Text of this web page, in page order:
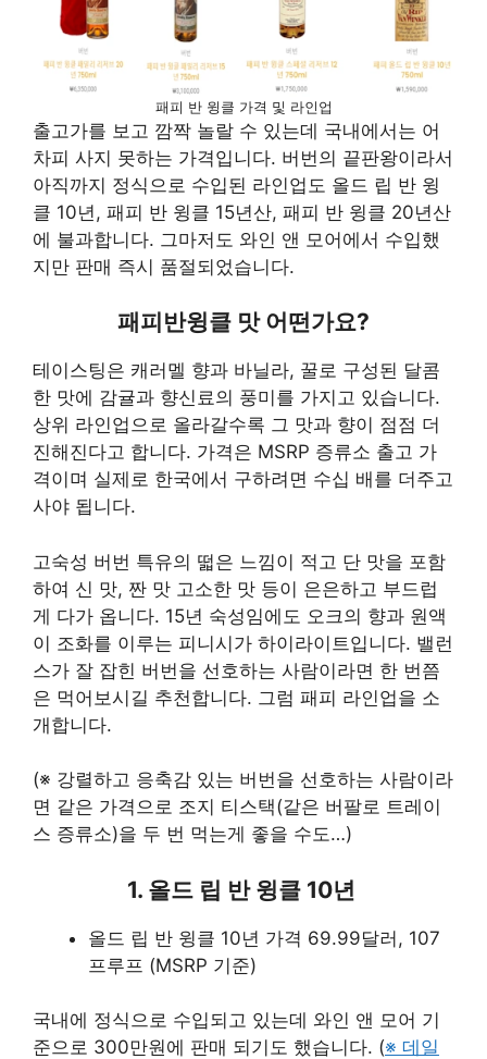
패피 반 윙클 가격 및 라인업
출고가를 보고 깜짝 놀랄 수 있는데 국내에서는 어
차피 사지 못하는 가격입니다. 버번의 끝판왕이라서
아직까지 정식으로 수입된 라인업도 올드 립 반 윙
클 10년, 패피 반 윙클 15년산, 패피 반 윙클 20년산
에 불과합니다. 그마저도 와인 앤 모어에서 수입했
지만 판매 즉시 품절되었습니다.
패피반윙클 맛 어떤가요?
테이스팅은 캐러멜 향과 바닐라, 꿀로 구성된 달콤
한 맛에 감귤과 향신료의 풍미를 가지고 있습니다.
상위 라인업으로 올라갈수록 그 맛과 향이 점점 더
진해진다고 합니다. 가격은 MSRP 증류소 출고 가
격이며 실제로 한국에서 구하려면 수십 배를 더주고
사야 됩니다.
고숙성 버번 특유의 떫은 느낌이 적고 단 맛을 포함
하여 신 맛, 짠 맛 고소한 맛 등이 은은하고 부드럽
게 다가 옵니다. 15년 숙성임에도 오크의 향과 원액
이 조화를 이루는 피니시가 하이라이트입니다. 밸런
스가 잘 잡힌 버번을 선호하는 사람이라면 한 번쯤
은 먹어보시길 추천합니다. 그럼 패피 라인업을 소
개합니다.
(※ 강렬하고 응축감 있는 버번을 선호하는 사람이라
면 같은 가격으로 조지 티스택(같은 버팔로 트레이
스 증류소)을 두 번 먹는게 좋을 수도…)
1. 올드 립 반 윙클 10년
올드 립 반 윙클 10년 가격 69.99달러, 107
프루프 (MSRP 기준)
국내에 정식으로 수입되고 있는데 와인 앤 모어 기
준으로 300만원에 판매 되기도 했습니다. (※ 데일